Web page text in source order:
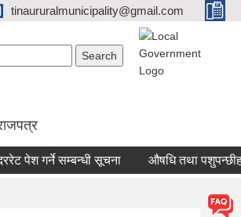
tinaururalmunicipality@gmail.com
पेश गर्ने सम्बन्धी सूचना औषधि तथा